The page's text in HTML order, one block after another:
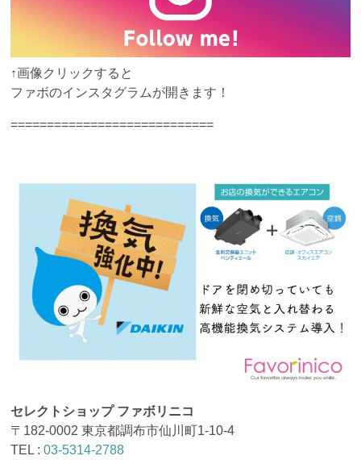
↑画像クリックすると
ファボのインスタグラムが開きます！
============================
セレクトショップ ファボリニコ
〒182-0002 東京都調布市仙川町1-10-4
TEL :03-5314-2788